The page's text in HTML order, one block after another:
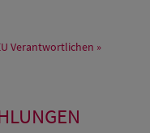
Verantwortlichen »